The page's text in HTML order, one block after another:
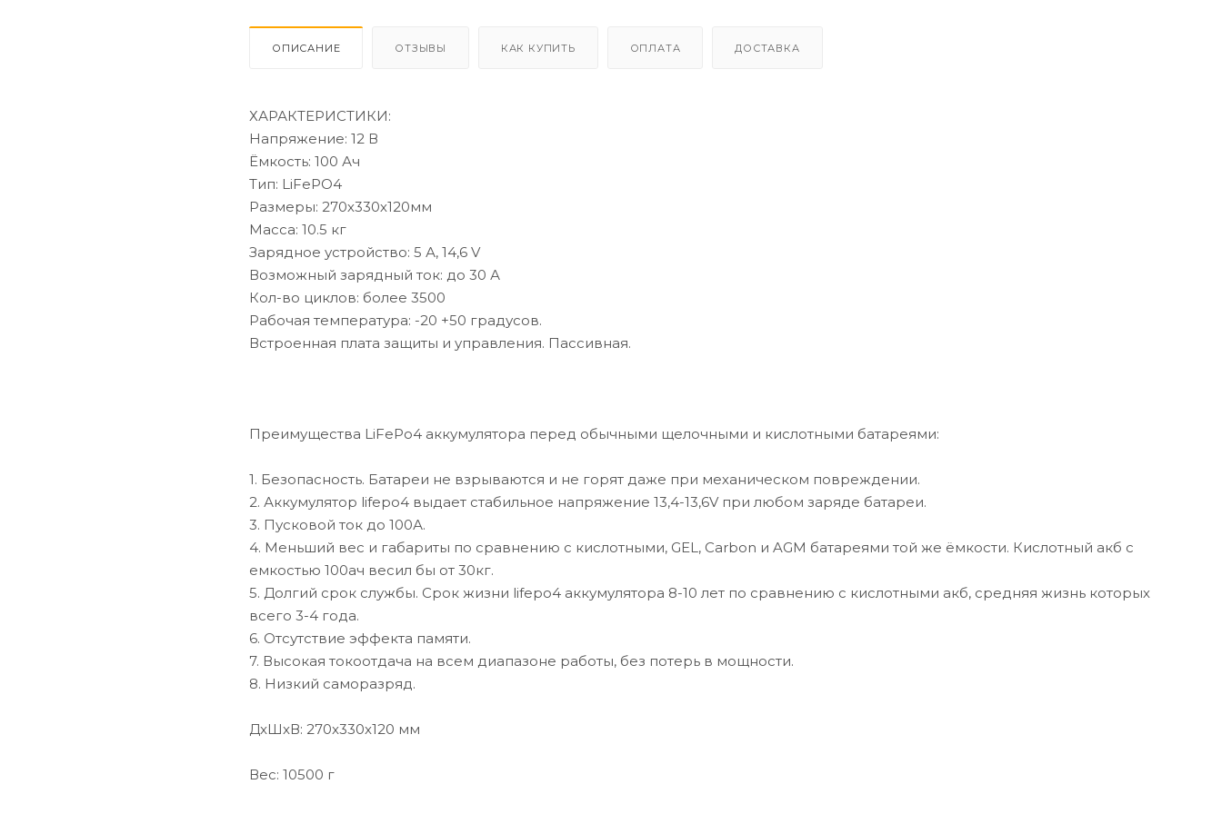
6. Отсутствие эффекта памяти.
ОПИСАНИЕ ОТЗЫВЫ КАК КУПИТЬ ОПЛАТА ДОСТАВКА
ХАРАКТЕРИСТИКИ:
Напряжение: 12 В
Ёмкость: 100 Ач
Тип: LiFePO4
Размеры: 270х330х120мм
Масса: 10.5 кг
Зарядное устройство: 5 А, 14,6 V
Возможный зарядный ток: до 30 А
Кол-во циклов: более 3500
Рабочая температура: -20 +50 градусов.
Встроенная плата защиты и управления. Пассивная.
Преимущества LiFePo4 аккумулятора перед обычными щелочными и кислотными батареями:
1. Безопасность. Батареи не взрываются и не горят даже при механическом повреждении.
2. Аккумулятор lifepo4 выдает стабильное напряжение 13,4-13,6V при любом заряде батареи.
3. Пусковой ток до 100А.
4. Меньший вес и габариты по сравнению с кислотными, GEL, Carbon и AGM батареями той же ёмкости. Кислотный акб с
емкостью 100ач весил бы от 30кг.
5. Долгий срок службы. Срок жизни lifepo4 аккумулятора 8-10 лет по сравнению с кислотными акб, средняя жизнь которых
всего 3-4 года.
6. Отсутствие эффекта памяти.
7. Высокая токоотдача на всем диапазоне работы, без потерь в мощности.
8. Низкий саморазряд.
ДxШxВ: 270x330x120 мм
Вес: 10500 г